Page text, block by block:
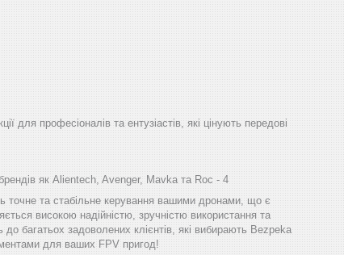
для професіоналів та ентузіастів, які цінують передові
як Alientech, Avenger, Mavka та Roc - 4
точне та стабільне керування вашими дронами, що є
високою надійністю, зручністю використання та
багатьох задоволених клієнтів, які вибирають Bezpeka
для ваших FPV пригод!